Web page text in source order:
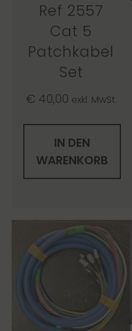
Ref 2557
Cat 5
Patchkabel
Set
€ 40,00 exkl. MwSt.
IN DEN
WARENKORB